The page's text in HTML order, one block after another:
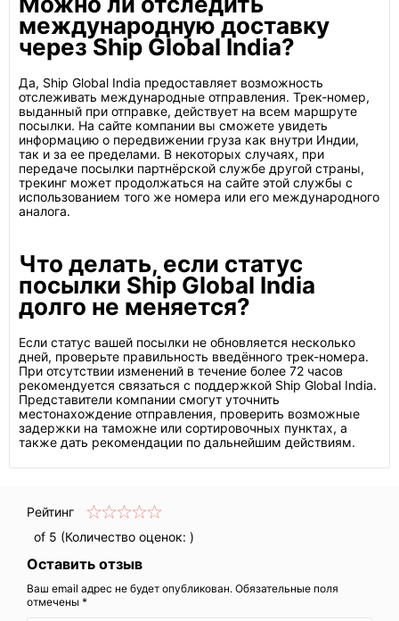
международную доставку
через Ship Global India?
Да, Ship Global India предоставляет возможность
отслеживать международные отправления. Трек-номер,
выданный при отправке, действует на всем маршруте
посылки. На сайте компании вы сможете увидеть
информацию о передвижении груза как внутри Индии,
так и за ее пределами. В некоторых случаях, при
передаче посылки партнёрской службе другой страны,
трекинг может продолжаться на сайте этой службы с
использованием того же номера или его международного
аналога.
Что делать, если статус
посылки Ship Global India
долго не меняется?
Если статус вашей посылки не обновляется несколько
дней, проверьте правильность введённого трек-номера.
При отсутствии изменений в течение более 72 часов
рекомендуется связаться с поддержкой Ship Global India.
Представители компании смогут уточнить
местонахождение отправления, проверить возможные
задержки на таможне или сортировочных пунктах, а
также дать рекомендации по дальнейшим действиям.
Рейтинг
of 5 (Количество оценок: )
Оставить отзыв
Ваш email адрес не будет опубликован. Обязательные поля
отмечены *